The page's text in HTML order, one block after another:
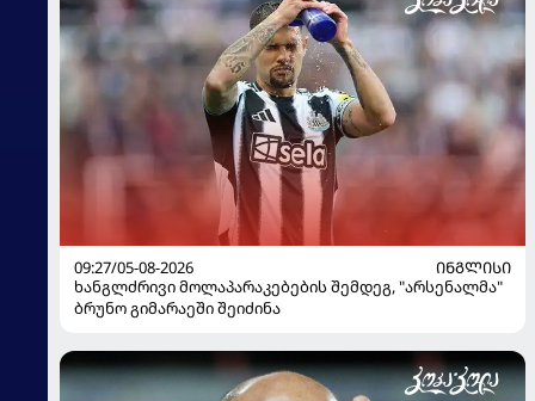
09:27/05-08-2026
ᲘᲜᲒᲚᲘᲡᲘ
ხანგლძრივი მოლაპარაკებების შემდეგ, "არსენალმა"
ბრუნო გიმარაეში შეიძინა